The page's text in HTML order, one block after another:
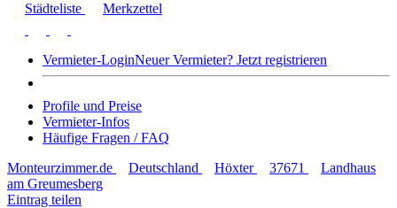
Städteliste Merkzettel
Vermieter-LoginNeuer Vermieter? Jetzt registrieren
Profile und Preise
Vermieter-Infos
Häufige Fragen / FAQ
Monteurzimmer.de
Deutschland Höxter 37671
Landhaus
am Greumesberg
Eintrag teilen